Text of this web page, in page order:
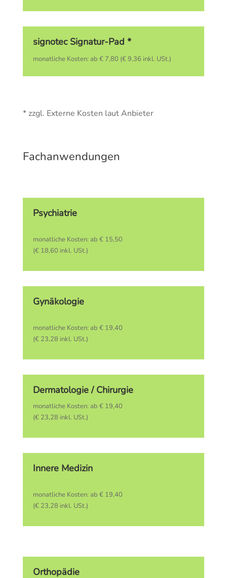
signotec Signatur-Pad *
monatliche Kosten: ab € 7,80 (€ 9,36 inkl. USt.)
* zzgl. Externe Kosten laut Anbieter
Fachanwendungen
Psychiatrie
monatliche Kosten: ab € 15,50
(€ 18,60 inkl. USt.)
Gynäkologie
monatliche Kosten: ab € 19,40
(€ 23,28 inkl. USt.)
Dermatologie / Chirurgie
monatliche Kosten: ab € 19,40
(€ 23,28 inkl. USt.)
Innere Medizin
monatliche Kosten: ab € 19,40
(€ 23,28 inkl. USt.)
Orthopädie